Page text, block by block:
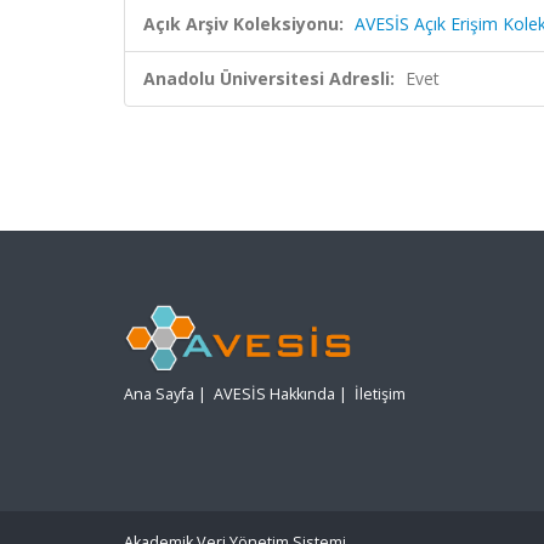
Açık Arşiv Koleksiyonu: AVESİS Açık Erişim
Anadolu Üniversitesi Adresli: Evet
Ana Sayfa | AVESİS Hakkında | İletişim